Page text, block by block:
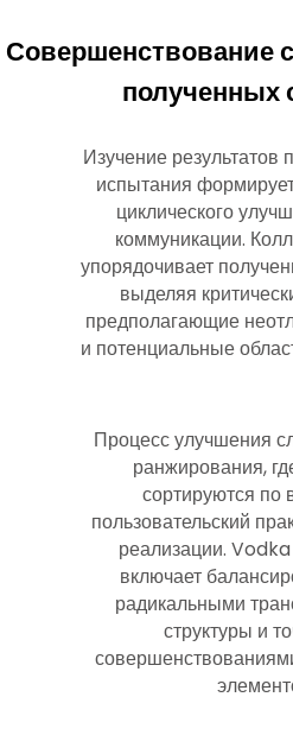
Совершенствование
полученных
Изучение результатов
испытания
циклического
коммуникации.
упорядочивает
выделяя
предполагающие
и потенциальные
Процесс улучшения
ранжирования,
сортируются по
пользовательский
реализации.
включает
радикальными
структуры и